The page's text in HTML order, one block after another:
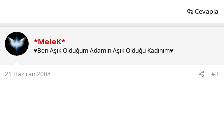
Cevapla
*MeleK*
♥Ben Aşık Olduğum Adamın Aşık Olduğu Kadınım♥
21 Haziran 2008 #3